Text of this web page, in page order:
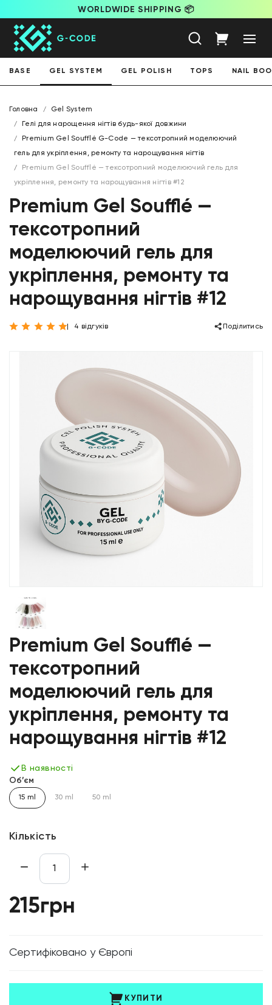
WORLDWIDE SHIPPING 📦
BASE GEL SYSTEM GEL POLISH TOPS NAIL
Головна
Gel System
Гелі для нарощення нігтів будь-якої довжини
Premium Gel Soufflé G-Code — тексотропний моделюючий
гель для укріплення, ремонту та нарощування нігтів
Premium Gel Soufflé — тексотропний моделюючий гель для
укріплення, ремонту та нарощування нігтів #12
Premium Gel Soufflé —
тексотропний
моделюючий гель для
укріплення, ремонту та
нарощування нігтів #12
4 відгуків Поділитись
Premium Gel Soufflé —
тексотропний
моделюючий гель для
укріплення, ремонту та
нарощування нігтів #12
В наявності
Об’єм
15 ml 30 ml 50 ml
Кількість
215грн
Cертифіковано у Європі
КУПИТИ